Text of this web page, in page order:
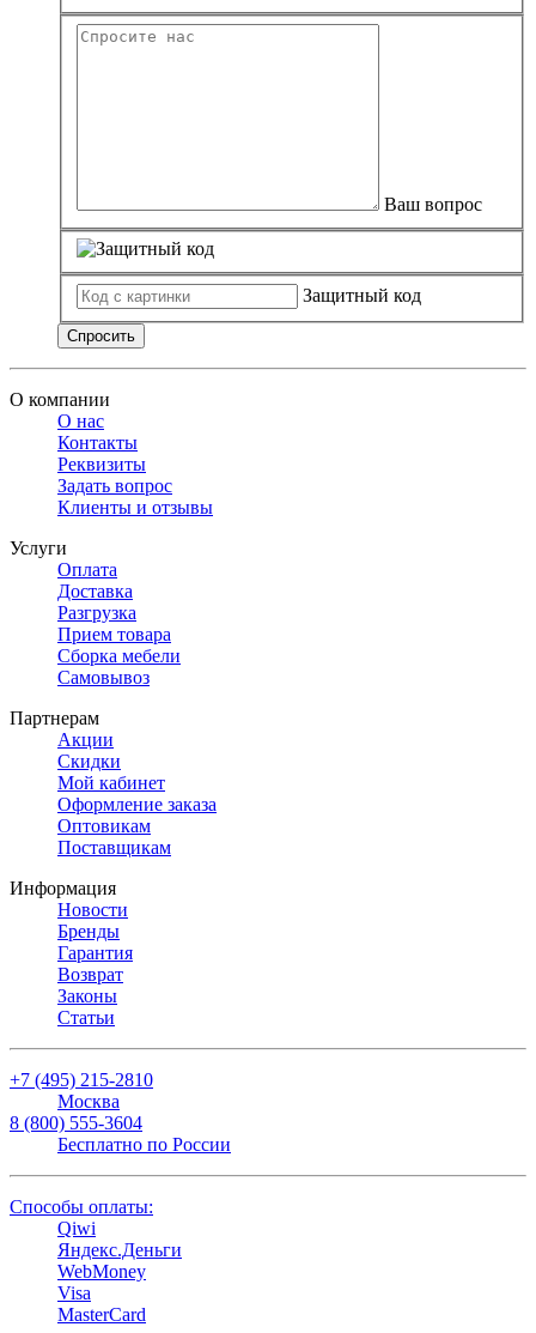
Ваш вопрос
Защитный код
Спросить
О компании
О нас
Контакты
Реквизиты
Задать вопрос
Клиенты и отзывы
Услуги
Оплата
Доставка
Разгрузка
Прием товара
Сборка мебели
Самовывоз
Партнерам
Акции
Скидки
Мой кабинет
Оформление заказа
Оптовикам
Поставщикам
Информация
Новости
Бренды
Гарантия
Возврат
Законы
Статьи
+7 (495) 215-2810
Москва
8 (800) 555-3604
Бесплатно по России
Способы оплаты:
Qiwi
Яндекс.Деньги
WebMoney
Visa
MasterCard